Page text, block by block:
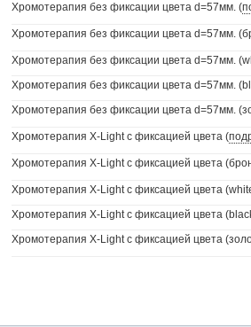
Хромотерапия без фиксации цвета d=57мм. (
Хромотерапия без фиксации цвета d=57мм.
Хромотерапия без фиксации цвета d=57мм.
Хромотерапия без фиксации цвета d=57мм.
Хромотерапия без фиксации цвета d=57мм.
Хромотерапия X-Light с фиксацией цвета (
Хромотерапия X-Light с фиксацией цвета
Хромотерапия X-Light с фиксацией цвета
Хромотерапия X-Light с фиксацией цвета
Хромотерапия X-Light с фиксацией цвета